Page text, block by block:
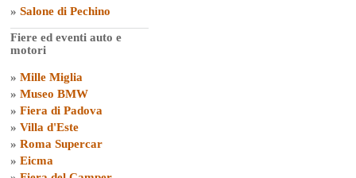
» Salone di Pechino
Fiere ed eventi auto e
motori
» Mille Miglia
» Museo BMW
» Fiera di Padova
» Villa d'Este
» Roma Supercar
» Eicma